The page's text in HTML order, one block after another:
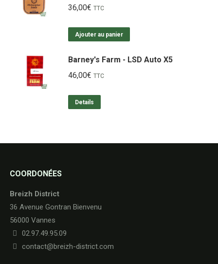
36,00€ TTC
Ajouter au panier
Barney's Farm - LSD Auto X5
46,00€ TTC
Details
COORDONÉES
Breizh District
36 Avenue Gontran Bienvenu
56000 Vannes
02.97.49.95.09
contact@breizh-district.com